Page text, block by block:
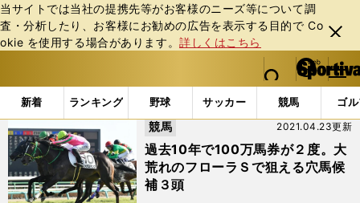
当サイトでは当社の提携先等がお客様のニーズ等について調
査・分析したり、お客様にお勧めの広告を表⽰する⽬的で Co
okie を使⽤する場合があります。詳しくはこちら
閉じ
る
web Sportiva (webスポルティーバ)
検索
マイペ
ー
ジ
メニュ
新着 ランキング 野球 サッカー 競馬 ゴ
b
ス
ポ
ル
テ
ィ
ー
「#ルース」の最新ニュース・ 情報
過去10年で100万馬券が２度。大
荒れのフローラＳで狙える穴馬候
補３頭
2021.04.23更新
競馬